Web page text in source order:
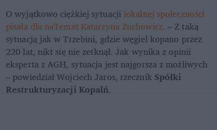
O wyjątkowo ciężkiej sytuacji lokalnej społeczności
pisała dla naTemat Katarzyna Zuchowicz. – Z taką
sytuacją jak w Trzebini, gdzie węgiel kopano przez
220 lat, nikt się nie zetknął. Jak wynika z opinii
eksperta z AGH, sytuacja jest najgorsza z możliwych
– powiedział Wojciech Jaros, rzecznik Spółki
Restrukturyzacji Kopalń.